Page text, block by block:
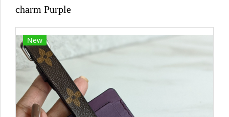
charm Purple
New